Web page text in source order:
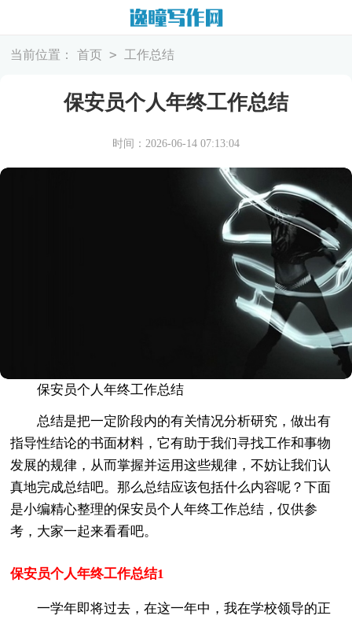
当前位置： 首页 > 工作总结
保安员个人年终工作总结
时间：2026-06-14 07:13:04
保安员个人年终工作总结
总结是把一定阶段内的有关情况分析研究，做出有
指导性结论的书面材料，它有助于我们寻找工作和事物
发展的规律，从而掌握并运用这些规律，不妨让我们认
真地完成总结吧。那么总结应该包括什么内容呢？下面
是小编精心整理的保安员个人年终工作总结，仅供参
考，大家一起来看看吧。
保安员个人年终工作总结1
一学年即将过去，在这一年中，我在学校领导的正